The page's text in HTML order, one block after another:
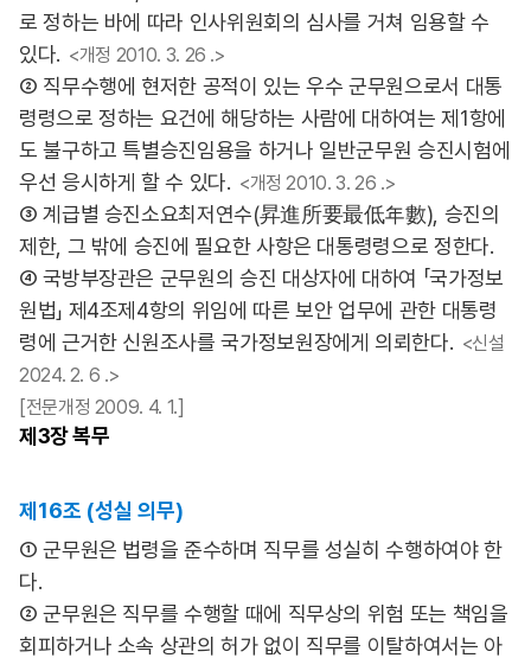
로 정하는 바에 따라 인사위원회의 심사를 거쳐 임용할 수
있다. <개정 2010. 3. 26 .>
② 직무수행에 현저한 공적이 있는 우수 군무원으로서 대통
령령으로 정하는 요건에 해당하는 사람에 대하여는 제1항에
도 불구하고 특별승진임용을 하거나 일반군무원 승진시험에
우선 응시하게 할 수 있다. <개정 2010. 3. 26 .>
③ 계급별 승진소요최저연수(昇進所要最低年數), 승진의
제한, 그 밖에 승진에 필요한 사항은 대통령령으로 정한다.
④ 국방부장관은 군무원의 승진 대상자에 대하여 「국가정보
원법」 제4조제4항의 위임에 따른 보안 업무에 관한 대통령
령에 근거한 신원조사를 국가정보원장에게 의뢰한다. <신설
2024. 2. 6 .>
[전문개정 2009. 4. 1.]
제3장복무
제16조 (성실 의무)
① 군무원은 법령을 준수하며 직무를 성실히 수행하여야 한
다.
② 군무원은 직무를 수행할 때에 직무상의 위험 또는 책임을
회피하거나 소속 상관의 허가 없이 직무를 이탈하여서는 아